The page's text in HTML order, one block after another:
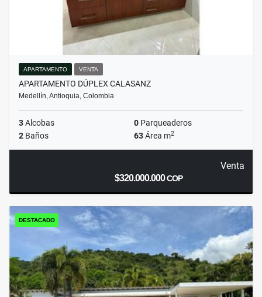
APARTAMENTO VENTA
APARTAMENTO DÚPLEX CALASANZ
Medellín, Antioquia, Colombia
3Alcobas 0 Parqueaderos
2 Baños 63Área m2
Venta
$320.000.000COP
DESTACADO